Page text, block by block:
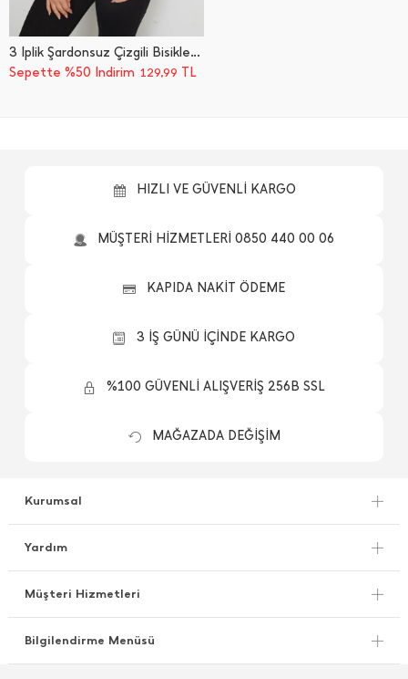
3 İ̇plik Şardonsuz Çizgili Bisiklet Yaka Sweatshirt
Sepette %50 İndirim 129,99 TL
HIZLI VE GÜVENLİ KARGO
MÜŞTERİ HİZMETLERİ 0850 440 00 06
KAPIDA NAKİT ÖDEME
3 İŞ GÜNÜ İÇİNDE KARGO
%100 GÜVENLİ ALIŞVERİŞ 256B SSL
MAĞAZADA DEĞİŞİM
Kurumsal
Yardım
Müşteri Hizmetleri
Bilgilendirme Menüsü